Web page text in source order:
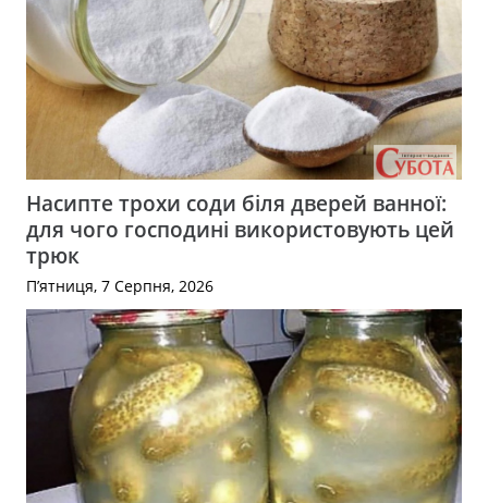
Насипте трохи соди біля дверей ванної:
для чого господині використовують цей
трюк
П’ятниця, 7 Серпня, 2026